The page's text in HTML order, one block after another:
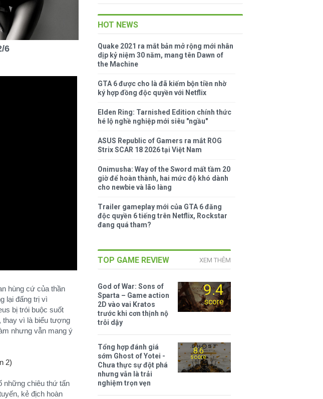
6
hùng cứ của thần
lại đấng trị vì
bị trói buộc suốt
thay vì là biểu tượng
nhưng vẫn mang ý
những chiêu thứ tấn
kẻ địch hoàn
HOT NEWS
Quake 2021 ra mắt bản mở rộng mới nhân
dịp kỷ niệm 30 năm, mang tên Dawn of
the Machine
GTA 6 được cho là đã kiếm bộn tiền nhờ
ký hợp đồng độc quyền với Netflix
Elden Ring: Tarnished Edition chính thức
hé lộ nghề nghiệp mới siêu "ngầu"
ASUS Republic of Gamers ra mắt ROG
Strix SCAR 18 2026 tại Việt Nam
Onimusha: Way of the Sword mất tầm 20
giờ để hoàn thành, hai mức độ khó dành
cho newbie và lão làng
Trailer gameplay mới của GTA 6 đăng
độc quyền 6 tiếng trên Netflix, Rockstar
đang quá tham?
TOP GAME REVIEW XEM THÊM
9.4
score
God of War: Sons of
Sparta – Game action
2D vào vai Kratos
trước khi cơn thịnh nộ
trỗi dậy
8.6
score
Tổng hợp đánh giá
sớm Ghost of Yotei -
Chưa thực sự đột phá
nhưng vẫn là trải
nghiệm trọn vẹn